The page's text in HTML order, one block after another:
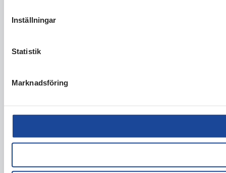
Inställningar
Statistik
Marknadsföring